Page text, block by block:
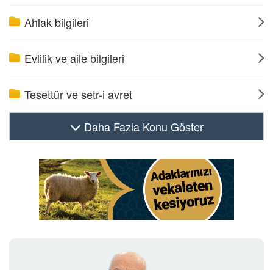
Ahlak bilgileri
Evlilik ve aile bilgileri
Tesettür ve setr-i avret
Daha Fazla Konu Göster